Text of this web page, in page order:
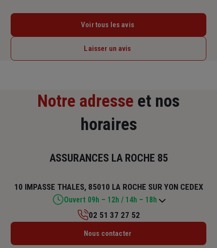
Voir tous les avis
Laisser un avis
Notre adresse et nos
horaires
ASSURANCES LA ROCHE 85
10 IMPASSE THALES, 85010 LA ROCHE SUR YON CEDEX
Ouvert 09h – 12h / 14h – 18h
Lundi : 09h – 12h / 14h – 18h
02 51 37 27 52
Nous contacter